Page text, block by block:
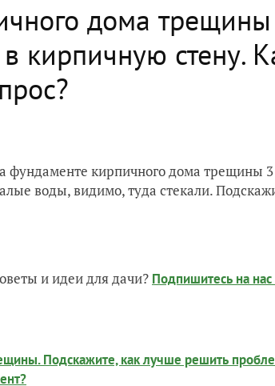
дома
кирпичную стену.
фундаменте кирпичного дома трещины
воды, видимо, туда стекали.
и идеи для дачи? Подпишитесь на нас
Подскажите, как лучше решить